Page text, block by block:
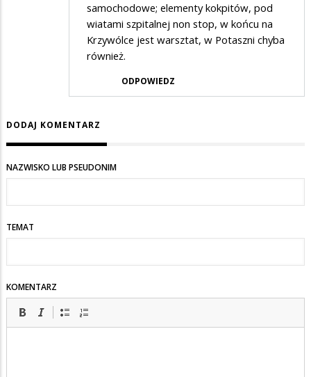
samochodowe; elementy kokpitów, pod
wiatami szpitalnej non stop, w końcu na
Krzywólce jest warsztat, w Potaszni chyba
również.
ODPOWIEDZ
DODAJ KOMENTARZ
NAZWISKO LUB PSEUDONIM
TEMAT
KOMENTARZ